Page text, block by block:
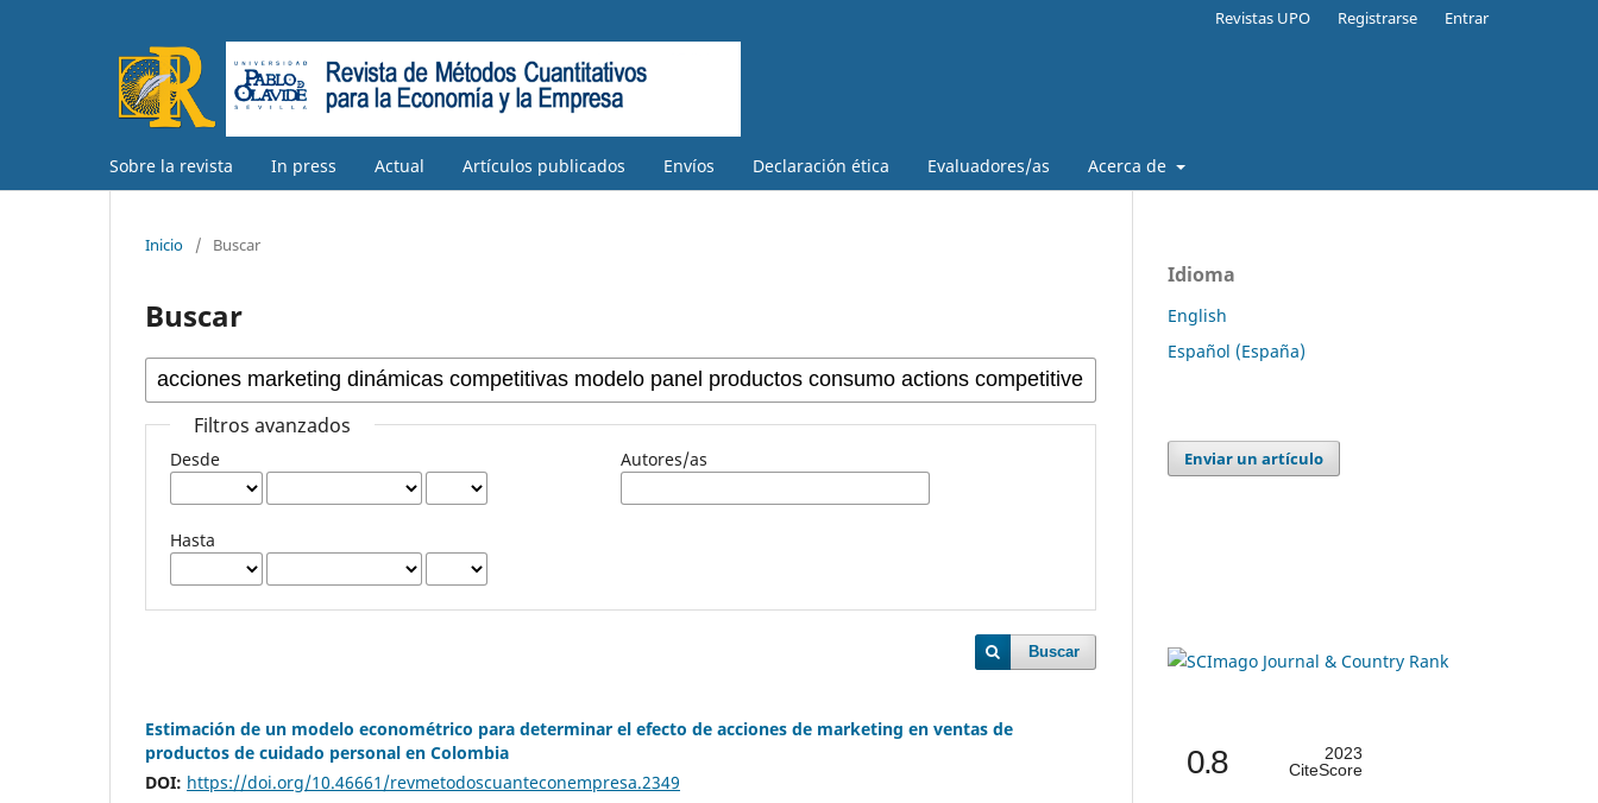
Sobre la revista In press Actual Artículos publicados Envíos Declaración ética Evaluadores/as Acerca de
Revistas UPO Registrarse Entrar
Inicio / Buscar
Buscar
Filtros avanzados
Desde
Hasta
Autores/as
Buscar
Estimación de un modelo econométrico para determinar el efecto de acciones de marketing en ventas de
productos de cuidado personal en Colombia
DOI: https://doi.org/10.46661/revmetodoscuanteconempresa.2349
Idioma
English
Español (España)
Enviar un artículo
0.8
2023
CiteScore